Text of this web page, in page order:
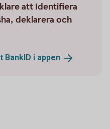
att Identifiera
deklarera och
BankID i appen